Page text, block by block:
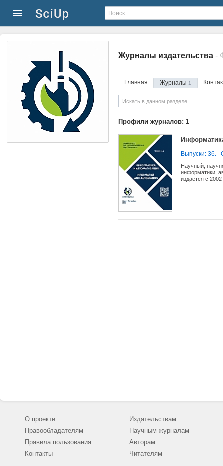
Журналы издательства
Главная Журналы 1
Профили журналов: 1
Выпуски: 36.
Научный,
информатики,
издается с
О проекте
Правообладателям
Правила пользования
Контакты
Издательствам
Научным журналам
Авторам
Читателям